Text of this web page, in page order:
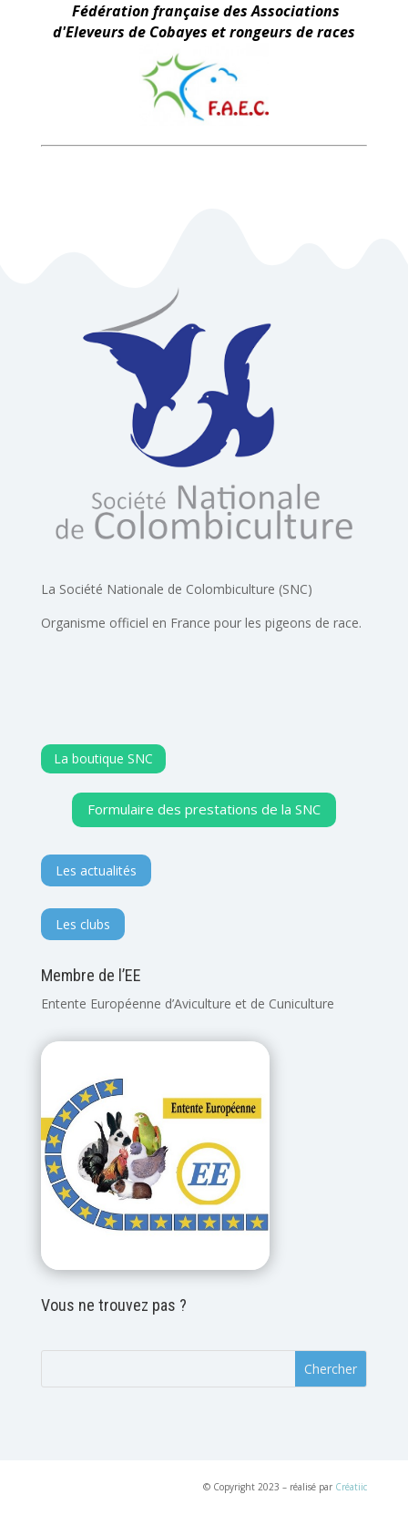
Fédération française des Associations
d'Eleveurs de Cobayes et rongeurs de races
La Société Nationale de Colombiculture (SNC)
Organisme officiel en France pour les pigeons de race.
La boutique SNC
Formulaire des prestations de la SNC
Les actualités
Les clubs
Membre de l’EE
Entente Européenne d’Aviculture et de Cuniculture
Vous ne trouvez pas ?
© Copyright 2023 – réalisé par Créatiic